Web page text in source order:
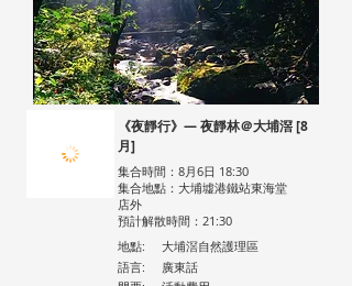
《夜靜行》— 夜靜林＠大埔滘 [8
月]
集合時間：8月6日 18:30
集合地點：大埔墟港鐵站東海堂
店外
預計解散時間：21:30
地點:
大埔滘自然護理區
語言:
廣東話